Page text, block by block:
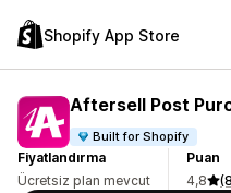
Shopify App Store
Aftersell Post
Built for Shopify
Fiyatlandırma
Ücretsiz plan mevcut
Puan
4,8